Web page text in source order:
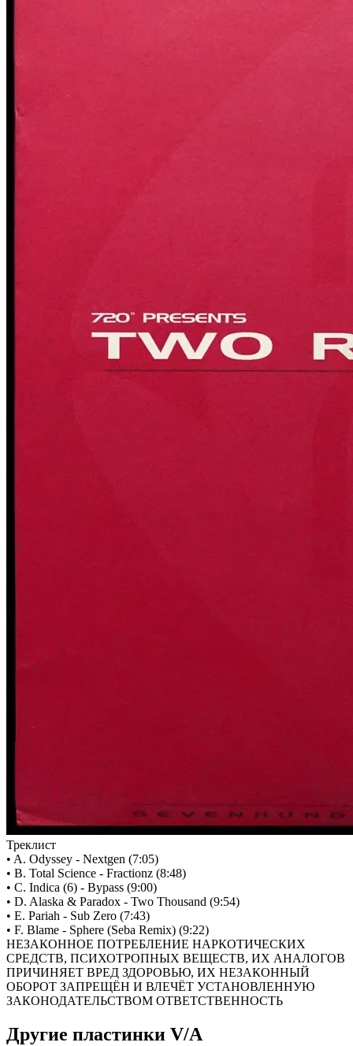
Треклист
• A. Odyssey - Nextgen (7:05)
• B. Total Science - Fractionz (8:48)
• C. Indica (6) - Bypass (9:00)
• D. Alaska & Paradox - Two Thousand (9:54)
• E. Pariah - Sub Zero (7:43)
• F. Blame - Sphere (Seba Remix) (9:22)
НЕЗАКОННОЕ ПОТРЕБЛЕНИЕ НАРКОТИЧЕСКИХ
СРЕДСТВ, ПСИХОТРОПНЫХ ВЕЩЕСТВ, ИХ АНАЛОГОВ
ПРИЧИНЯЕТ ВРЕД ЗДОРОВЬЮ, ИХ НЕЗАКОННЫЙ
ОБОРОТ ЗАПРЕЩЁН И ВЛЕЧЁТ УСТАНОВЛЕННУЮ
ЗАКОНОДАТЕЛЬСТВОМ ОТВЕТСТВЕННОСТЬ
Другие пластинки V/A